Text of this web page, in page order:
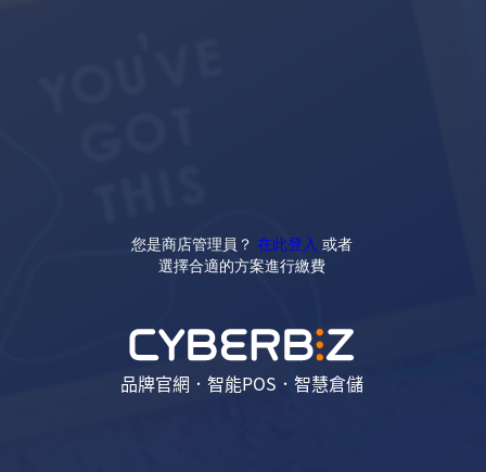
您是商店管理員？ 在此登入 或者
選擇合適的方案進行繳費